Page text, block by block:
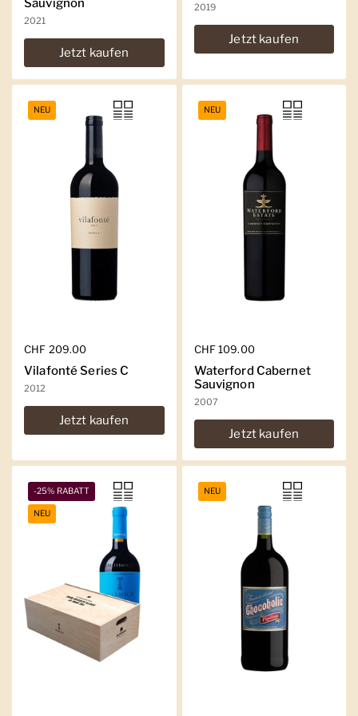
Sauvignon
2021
Jetzt kaufen
2019
Jetzt kaufen
Regulärer Preis
CHF 209.00
Vilafonté Series C
2012
Jetzt kaufen
NEU
Regulärer Preis
CHF 109.00
Waterford Cabernet
Sauvignon
2007
Jetzt kaufen
NEU
-25% RABATT
NEU
NEU